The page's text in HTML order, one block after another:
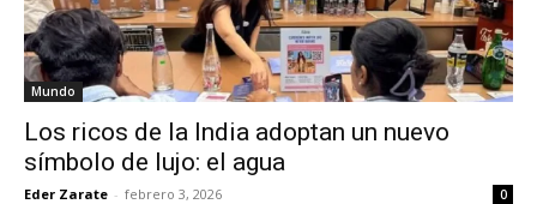
Mundo
Los ricos de la India adoptan un nuevo
símbolo de lujo: el agua
Eder Zarate - febrero 3, 2026 0